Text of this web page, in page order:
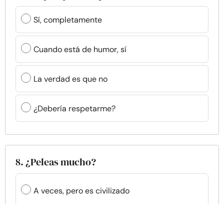
Sí, completamente
Cuando está de humor, sí
La verdad es que no
¿Debería respetarme?
8. ¿Peleas mucho?
A veces, pero es civilizado